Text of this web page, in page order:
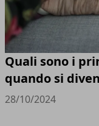
Quali sono i
quando si
28/10/2024